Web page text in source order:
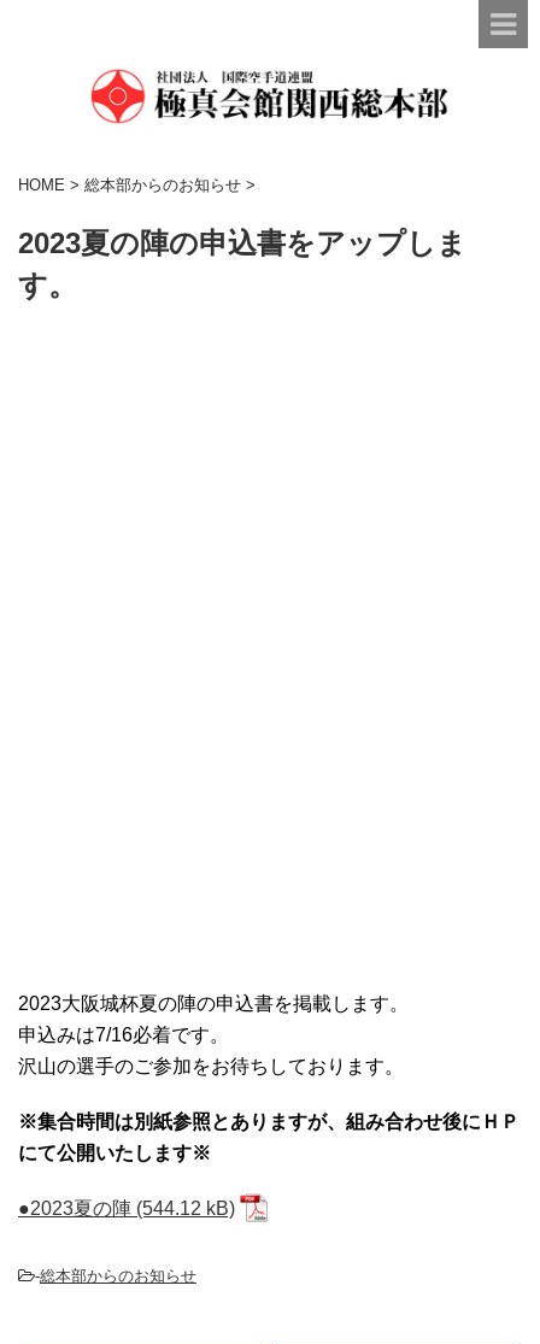
HOME > 総本部からのお知らせ >
2023夏の陣の申込書をアップしま
す。
2023大阪城杯夏の陣の申込書を掲載します。
申込みは7/16必着です。
沢山の選手のご参加をお待ちしております。
※集合時間は別紙参照とありますが、組み合わせ後にＨＰ
にて公開いたします※
●2023夏の陣
-総本部からのお知らせ